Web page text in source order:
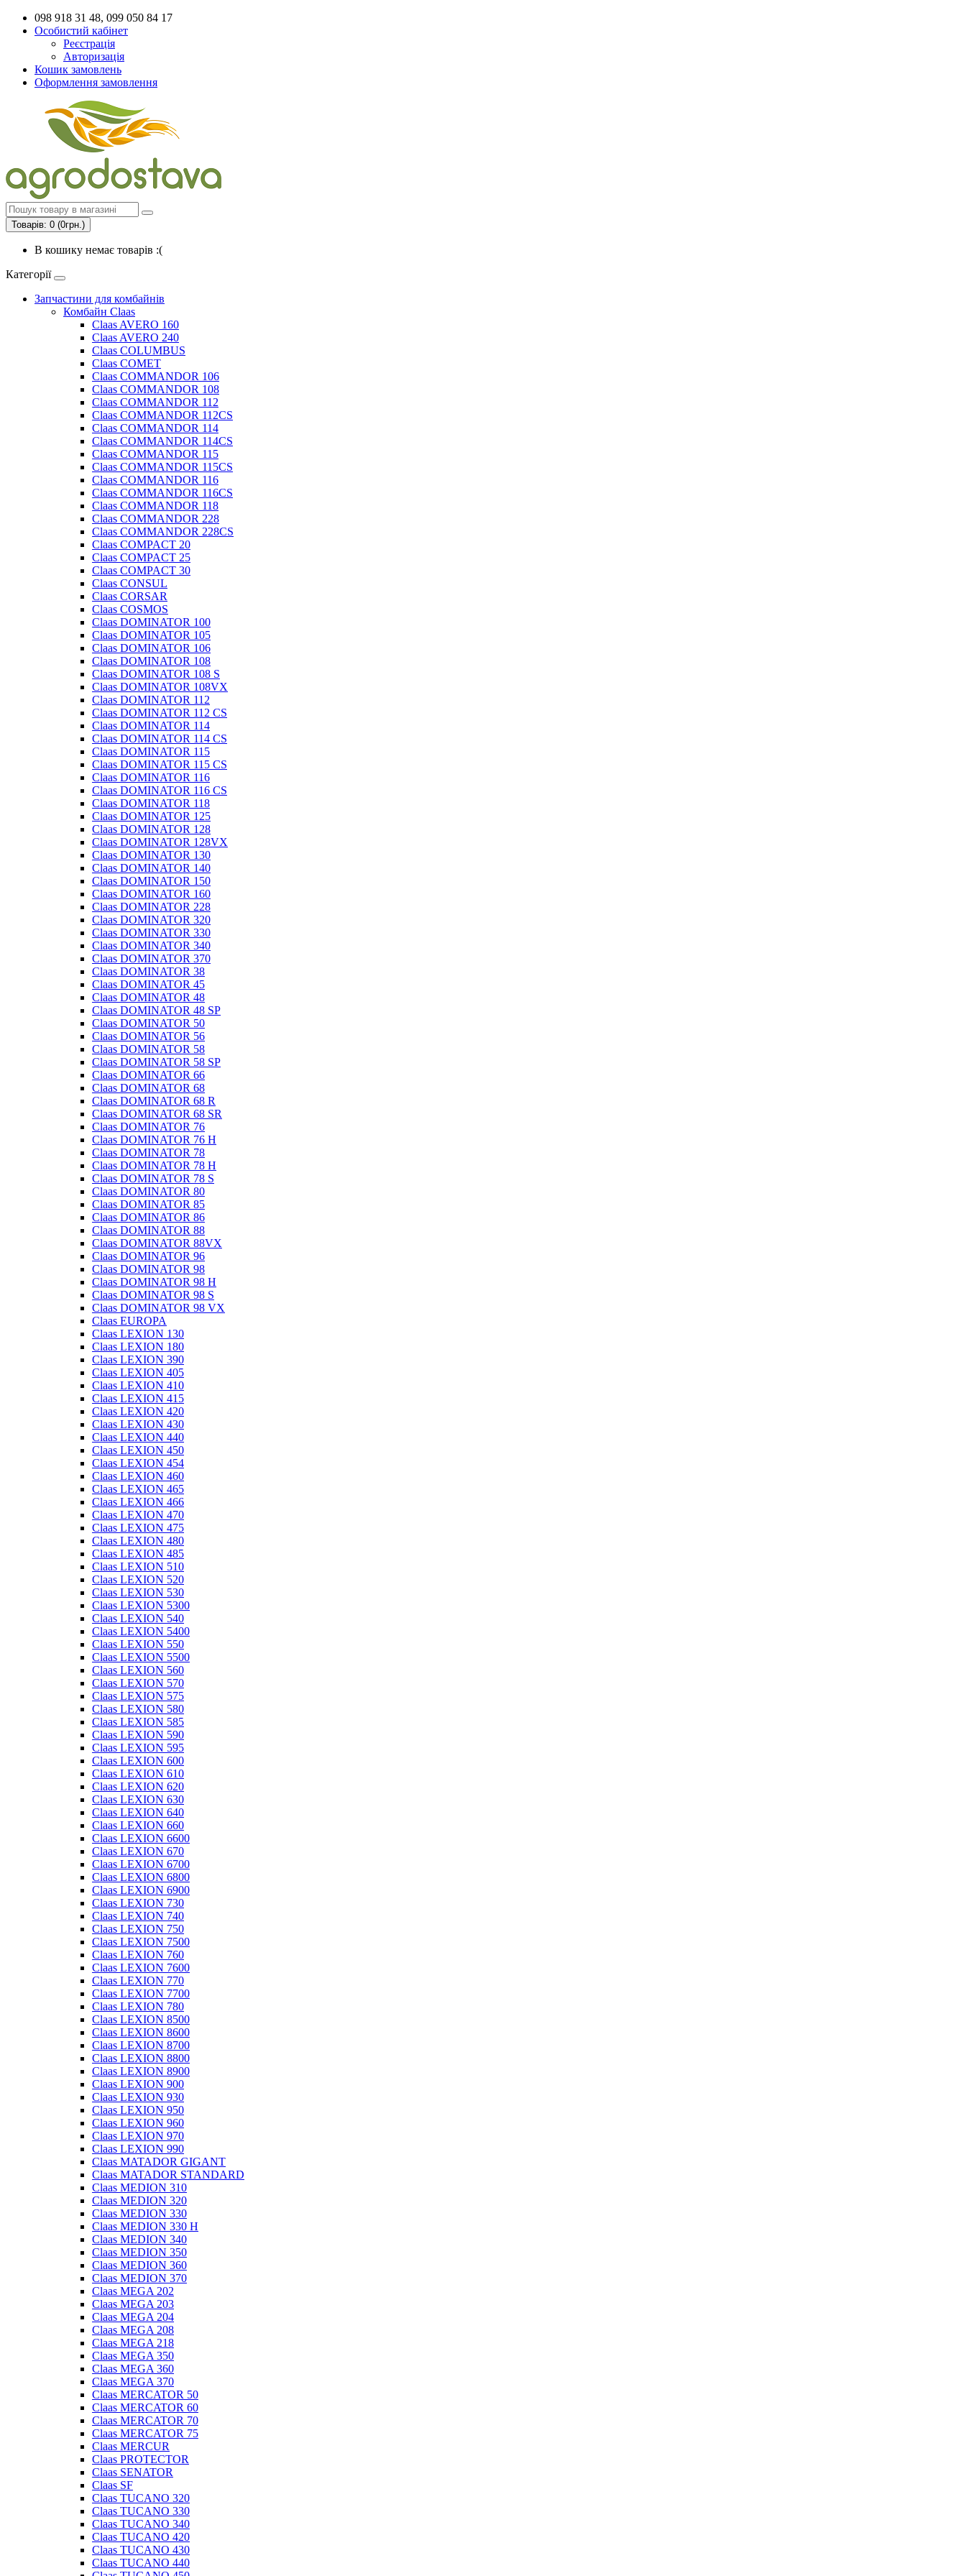
098 918 31 48, 099 050 84 17
Особистий кабінет
Реєстрація
Авторизація
Кошик замовлень
Оформлення замовлення
Товарів: 0 (0грн.)
В кошику немає товарів :(
Категорії
Запчастини для комбайнів
Комбайн Claas
Claas AVERO 160
Claas AVERO 240
Claas COLUMBUS
Claas COMET
Claas COMMANDOR 106
Claas COMMANDOR 108
Claas COMMANDOR 112
Claas COMMANDOR 112CS
Claas COMMANDOR 114
Claas COMMANDOR 114CS
Claas COMMANDOR 115
Claas COMMANDOR 115CS
Claas COMMANDOR 116
Claas COMMANDOR 116CS
Claas COMMANDOR 118
Claas COMMANDOR 228
Claas COMMANDOR 228CS
Claas COMPACT 20
Claas COMPACT 25
Claas COMPACT 30
Claas CONSUL
Claas CORSAR
Claas COSMOS
Claas DOMINATOR 100
Claas DOMINATOR 105
Claas DOMINATOR 106
Claas DOMINATOR 108
Claas DOMINATOR 108 S
Claas DOMINATOR 108VX
Claas DOMINATOR 112
Claas DOMINATOR 112 CS
Claas DOMINATOR 114
Claas DOMINATOR 114 CS
Claas DOMINATOR 115
Claas DOMINATOR 115 CS
Claas DOMINATOR 116
Claas DOMINATOR 116 CS
Claas DOMINATOR 118
Claas DOMINATOR 125
Claas DOMINATOR 128
Claas DOMINATOR 128VX
Claas DOMINATOR 130
Claas DOMINATOR 140
Claas DOMINATOR 150
Claas DOMINATOR 160
Claas DOMINATOR 228
Claas DOMINATOR 320
Claas DOMINATOR 330
Claas DOMINATOR 340
Claas DOMINATOR 370
Claas DOMINATOR 38
Claas DOMINATOR 45
Claas DOMINATOR 48
Claas DOMINATOR 48 SP
Claas DOMINATOR 50
Claas DOMINATOR 56
Claas DOMINATOR 58
Claas DOMINATOR 58 SP
Claas DOMINATOR 66
Claas DOMINATOR 68
Claas DOMINATOR 68 R
Claas DOMINATOR 68 SR
Claas DOMINATOR 76
Claas DOMINATOR 76 H
Claas DOMINATOR 78
Claas DOMINATOR 78 H
Claas DOMINATOR 78 S
Claas DOMINATOR 80
Claas DOMINATOR 85
Claas DOMINATOR 86
Claas DOMINATOR 88
Claas DOMINATOR 88VX
Claas DOMINATOR 96
Claas DOMINATOR 98
Claas DOMINATOR 98 H
Claas DOMINATOR 98 S
Claas DOMINATOR 98 VX
Claas EUROPA
Claas LEXION 130
Claas LEXION 180
Claas LEXION 390
Claas LEXION 405
Claas LEXION 410
Claas LEXION 415
Claas LEXION 420
Claas LEXION 430
Claas LEXION 440
Claas LEXION 450
Claas LEXION 454
Claas LEXION 460
Claas LEXION 465
Claas LEXION 466
Claas LEXION 470
Claas LEXION 475
Claas LEXION 480
Claas LEXION 485
Claas LEXION 510
Claas LEXION 520
Claas LEXION 530
Claas LEXION 5300
Claas LEXION 540
Claas LEXION 5400
Claas LEXION 550
Claas LEXION 5500
Claas LEXION 560
Claas LEXION 570
Claas LEXION 575
Claas LEXION 580
Claas LEXION 585
Claas LEXION 590
Claas LEXION 595
Claas LEXION 600
Claas LEXION 610
Claas LEXION 620
Claas LEXION 630
Claas LEXION 640
Claas LEXION 660
Claas LEXION 6600
Claas LEXION 670
Claas LEXION 6700
Claas LEXION 6800
Claas LEXION 6900
Claas LEXION 730
Claas LEXION 740
Claas LEXION 750
Claas LEXION 7500
Claas LEXION 760
Claas LEXION 7600
Claas LEXION 770
Claas LEXION 7700
Claas LEXION 780
Claas LEXION 8500
Claas LEXION 8600
Claas LEXION 8700
Claas LEXION 8800
Claas LEXION 8900
Claas LEXION 900
Claas LEXION 930
Claas LEXION 950
Claas LEXION 960
Claas LEXION 970
Claas LEXION 990
Claas MATADOR GIGANT
Claas MATADOR STANDARD
Claas MEDION 310
Claas MEDION 320
Claas MEDION 330
Claas MEDION 330 H
Claas MEDION 340
Claas MEDION 350
Claas MEDION 360
Claas MEDION 370
Claas MEGA 202
Claas MEGA 203
Claas MEGA 204
Claas MEGA 208
Claas MEGA 218
Claas MEGA 350
Claas MEGA 360
Claas MEGA 370
Claas MERCATOR 50
Claas MERCATOR 60
Claas MERCATOR 70
Claas MERCATOR 75
Claas MERCUR
Claas PROTECTOR
Claas SENATOR
Claas SF
Claas TUCANO 320
Claas TUCANO 330
Claas TUCANO 340
Claas TUCANO 420
Claas TUCANO 430
Claas TUCANO 440